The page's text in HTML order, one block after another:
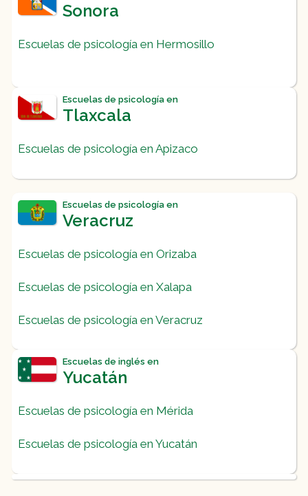
Sonora
Escuelas de psicología en Hermosillo
Escuelas de psicología en
Tlaxcala
Escuelas de psicología en Apizaco
Escuelas de psicología en
Veracruz
Escuelas de psicología en Orizaba
Escuelas de psicología en Xalapa
Escuelas de psicología en Veracruz
Escuelas de inglés en
Yucatán
Escuelas de psicología en Mérida
Escuelas de psicología en Yucatán